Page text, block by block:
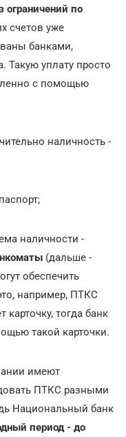
ограничений по
счетов уже
банками,
Такую уплату просто
с помощью
наличность -
наличности -
(дальше -
обеспечить
например, ПТКС
тогда банк
такой карточки.
имеют
ПТКС разными
Национальный банк
период - до